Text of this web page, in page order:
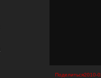
Поделиться2010-